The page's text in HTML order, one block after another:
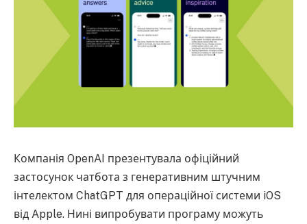
Компанія OpenAI презентувала офіційний
застосунок чатбота з генеративним штучним
інтелектом ChatGPT для операційної системи iOS
від Apple. Нині випробувати програму можуть